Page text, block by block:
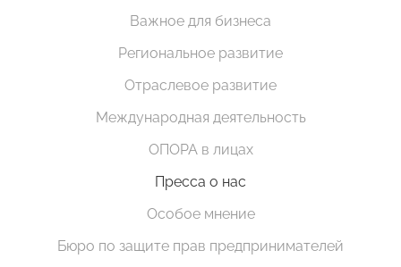
Важное для бизнеса
Региональное развитие
Отраслевое развитие
Международная деятельность
ОПОРА в лицах
Пресса о нас
Особое мнение
Бюро по защите прав предпринимателей